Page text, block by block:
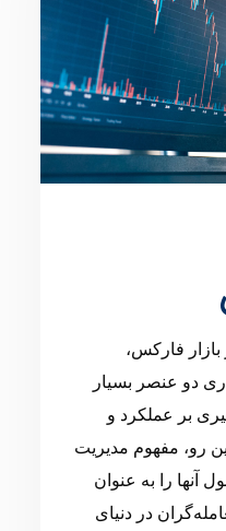
فارکس،
دو عنصر بسیار
بر عملکرد و
رو، مفهوم مدیریت
آنها را به عنوان
در دنیای